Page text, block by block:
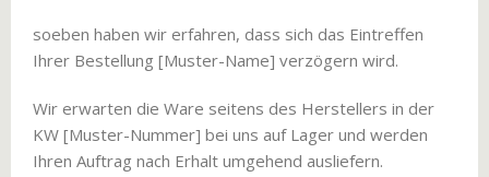
soeben haben wir erfahren, dass sich das Eintreffen
Ihrer Bestellung [Muster-Name] verzögern wird.
Wir erwarten die Ware seitens des Herstellers in der
KW [Muster-Nummer] bei uns auf Lager und werden
Ihren Auftrag nach Erhalt umgehend ausliefern.